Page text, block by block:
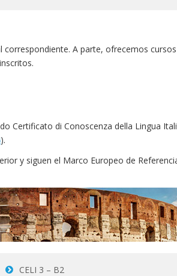
A parte, ofrecemos
Certificato di Conoscenza della Lingua
).
y siguen el Marco Europeo de
CELI 3 – B2